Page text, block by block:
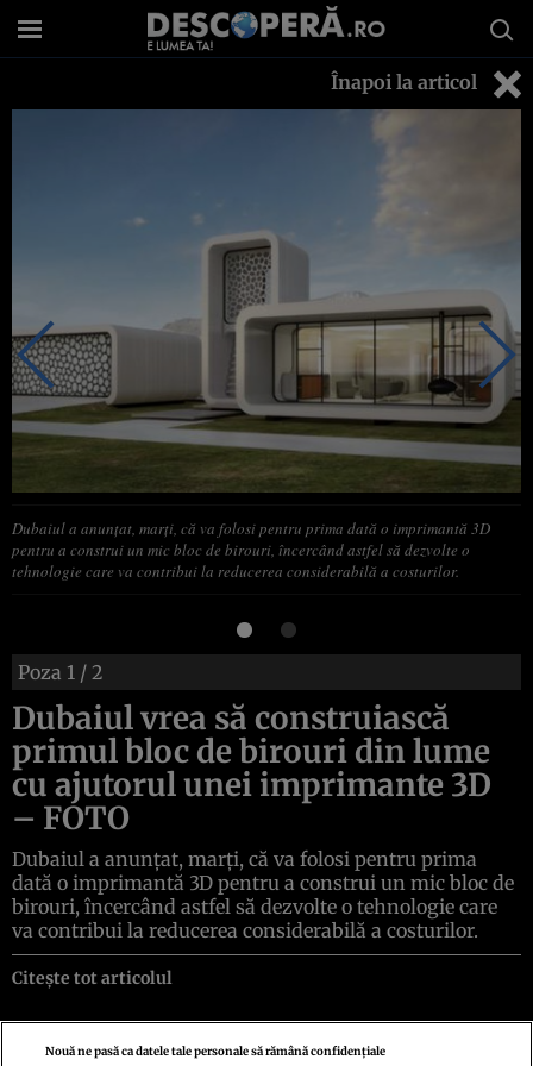
Înapoi la articol
Dubaiul a anunţat, marţi, că va folosi pentru prima dată o imprimantă 3D
pentru a construi un mic bloc de birouri, încercând astfel să dezvolte o
tehnologie care va contribui la reducerea considerabilă a costurilor.
Poza 1 / 2
Dubaiul vrea să construiască
primul bloc de birouri din lume
cu ajutorul unei imprimante 3D
– FOTO
Dubaiul a anunţat, marţi, că va folosi pentru prima
dată o imprimantă 3D pentru a construi un mic bloc de
birouri, încercând astfel să dezvolte o tehnologie care
va contribui la reducerea considerabilă a costurilor.
Citește tot articolul
Nouă ne pasă ca datele tale personale să rămână confidențiale